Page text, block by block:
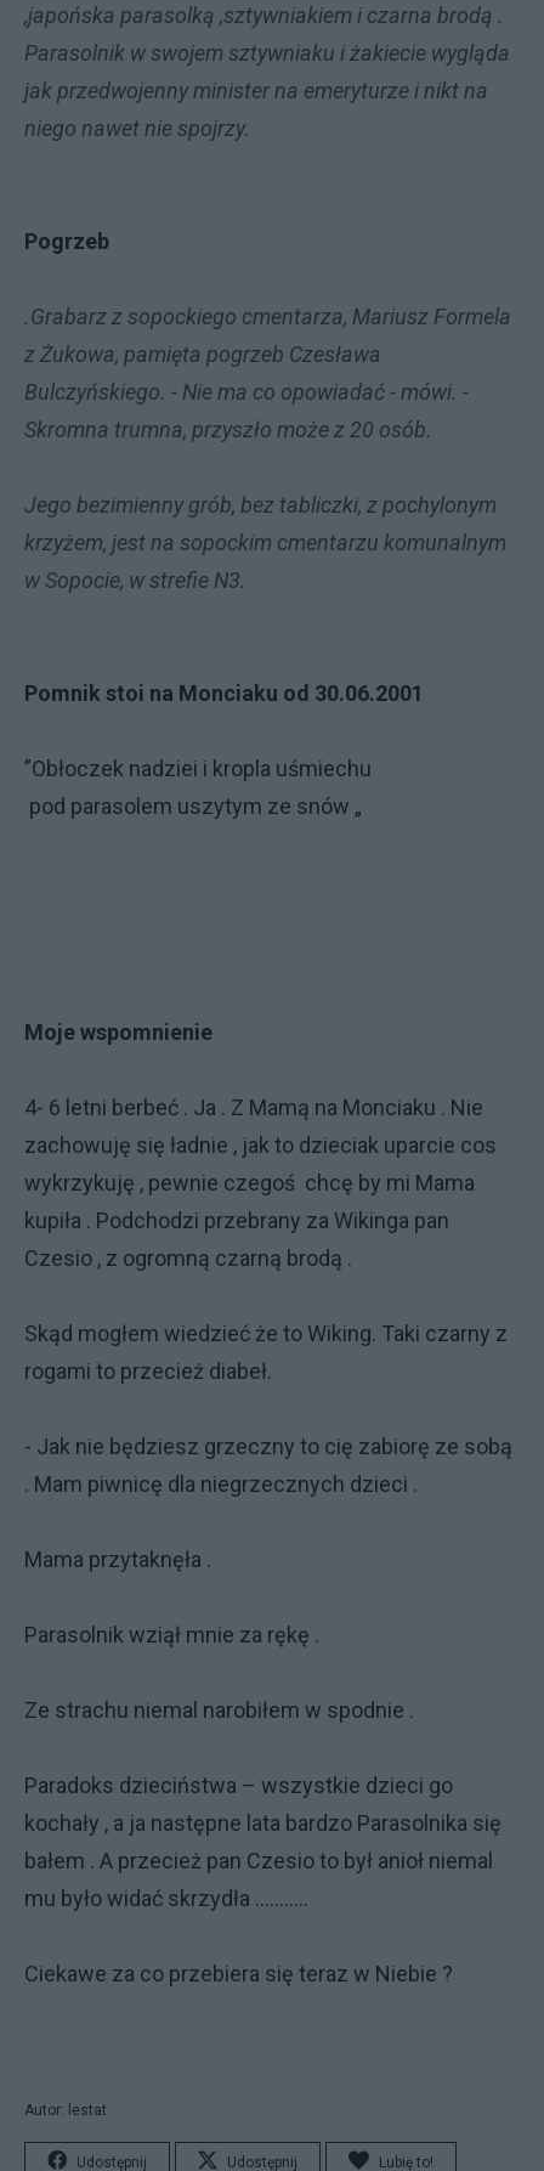
,japońska parasolką ,sztywniakiem i czarna brodą .
Parasolnik w swojem sztywniaku i żakiecie wygląda
jak przedwojenny minister na emeryturze i nikt na
niego nawet nie spojrzy.
Pogrzeb
.Grabarz z sopockiego cmentarza, Mariusz Formela
z Żukowa, pamięta pogrzeb Czesława
Bulczyńskiego. - Nie ma co opowiadać - mówi. -
Skromna trumna, przyszło może z 20 osób.
Jego bezimienny grób, bez tabliczki, z pochylonym
krzyżem, jest na sopockim cmentarzu komunalnym
w Sopocie, w strefie N3.
Pomnik stoi na Monciaku od 30.06.2001
”Obłoczek nadziei i kropla uśmiechu
pod parasolem uszytym ze snów „
Moje wspomnienie
4- 6 letni berbeć . Ja . Z Mamą na Monciaku . Nie
zachowuję się ładnie , jak to dzieciak uparcie cos
wykrzykuję , pewnie czegoś chcę by mi Mama
kupiła . Podchodzi przebrany za Wikinga pan
Czesio , z ogromną czarną brodą .
Skąd mogłem wiedzieć że to Wiking. Taki czarny z
rogami to przecież diabeł.
- Jak nie będziesz grzeczny to cię zabiorę ze sobą
. Mam piwnicę dla niegrzecznych dzieci .
Mama przytaknęła .
Parasolnik wziął mnie za rękę .
Ze strachu niemal narobiłem w spodnie .
Paradoks dzieciństwa – wszystkie dzieci go
kochały , a ja następne lata bardzo Parasolnika się
bałem . A przecież pan Czesio to był anioł niemal
mu było widać skrzydła ………..
Ciekawe za co przebiera się teraz w Niebie ?
Autor: lestat
Udostępnij Udostępnij Lubię to!